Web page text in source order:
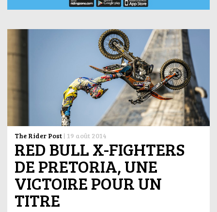
The Rider Post | 19 août 2014
RED BULL X-FIGHTERS
DE PRETORIA, UNE
VICTOIRE POUR UN
TITRE